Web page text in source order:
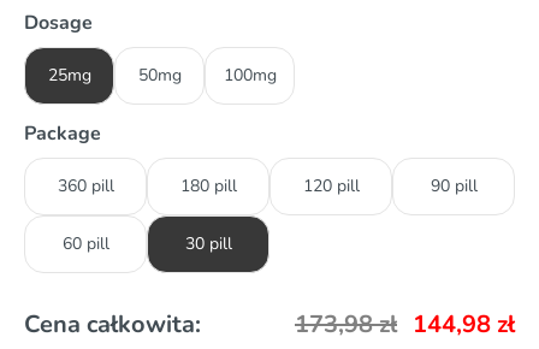
Dosage
25mg 50mg 100mg
Package
360 pill 180 pill 120 pill 90 pill
60 pill 30 pill
Cena całkowita: 173,98zł 144,98 zł